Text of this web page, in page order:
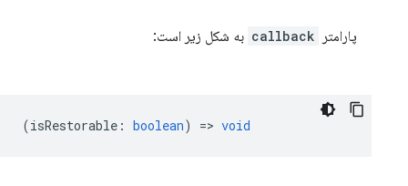
پارامتر callback به شکل زیر است:
(isRestorable : boolean) => void